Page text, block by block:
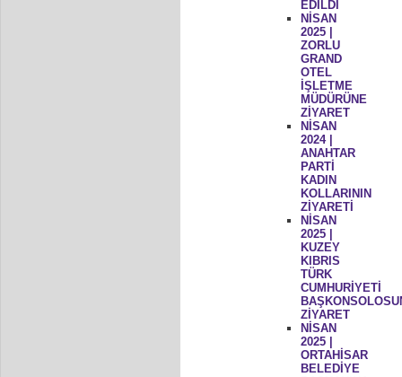
EDİLDİ
NİSAN
2025 |
ZORLU
GRAND
OTEL
İŞLETME
MÜDÜRÜNE
ZİYARET
NİSAN
2024 |
ANAHTAR
PARTİ
KADIN
KOLLARININ
ZİYARETİ
NİSAN
2025 |
KUZEY
KIBRIS
TÜRK
CUMHURİYETİ
ZİYARET
NİSAN
2025 |
ORTAHİSAR
BELEDİYE